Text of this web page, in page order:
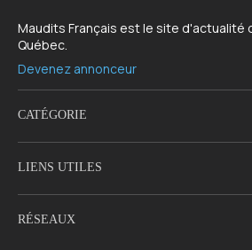
Maudits Français est le site d'actualité
Québec.
Devenez annonceur
CATÉGORIE
LIENS UTILES
RÉSEAUX